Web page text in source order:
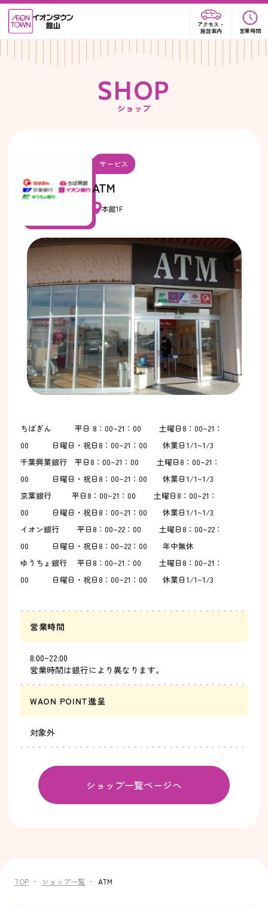
アクセス・
施設案内
営業時間
SHOP
ショップ
サービス
ATM
本館1F
ちばぎん 平日 8：00~21：00 土曜日8：00~21：
00 日曜日・祝日8：00~21：00 休業日1/1~1/3
千葉興業銀行 平日8：00~21：00 土曜日8：00~21：
00 日曜日・祝日8：00~21：00 休業日1/1~1/3
京葉銀行 平日8：00~21：00 土曜日8：00~21：
00 日曜日・祝日8：00~21：00 休業日1/1~1/3
イオン銀行 平日8：00~22：00 土曜日8：00~22：
00 日曜日・祝日8：00~22：00 年中無休
ゆうちょ銀行 平日8：00~21：00 土曜日8：00~21：
00 日曜日・祝日8：00~21：00 休業日1/1~1/3
営業時間
8:00~22:00
営業時間は銀行により異なります。
WAON POINT進呈
対象外
ショップ一覧ページへ
TOP ショップ一覧 ATM